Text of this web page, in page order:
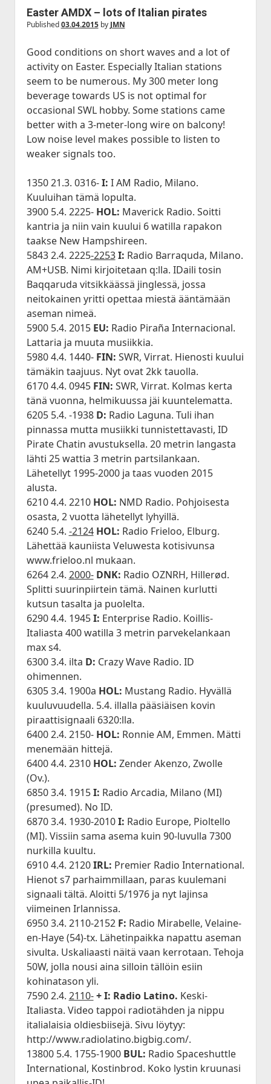
Easter AMDX – lots of Italian pirates
Published03.04.2015by JMN
Good conditions on short waves and a lot of
activity on Easter. Especially Italian stations
seem to be numerous. My 300 meter long
beverage towards US is not optimal for
occasional SWL hobby. Some stations came
better with a 3-meter-long wire on balcony!
Low noise level makes possible to listen to
weaker signals too.
1350 21.3. 0316-I: I AM Radio, Milano.
Kuuluihan tämä lopulta.
3900 5.4. 2225-HOL: Maverick Radio. Soitti
kantria ja niin vain kuului 6 watilla rapakon
taakse New Hampshireen.
5843 2.4. 2225-2253 I: Radio Barraquda, Milano.
AM+USB. Nimi kirjoitetaan q:lla. IDaili tosin
Baqqaruda vitsikkäässä jinglessä, jossa
neitokainen yritti opettaa miestä ääntämään
aseman nimeä.
5900 5.4. 2015 EU: Radio Piraña Internacional.
Lattaria ja muuta musiikkia.
5980 4.4. 1440- FIN: SWR, Virrat. Hienosti kuului
tämäkin taajuus. Nyt ovat 2kk tauolla.
6170 4.4. 0945 FIN: SWR, Virrat. Kolmas kerta
tänä vuonna, helmikuussa jäi kuuntelematta.
6205 5.4. -1938 D: Radio Laguna. Tuli ihan
pinnassa mutta musiikki tunnistettavasti, ID
Pirate Chatin avustuksella. 20 metrin langasta
lähti 25 wattia 3 metrin partsilankaan.
Lähetellyt 1995-2000 ja taas vuoden 2015
alusta.
6210 4.4. 2210 HOL: NMD Radio. Pohjoisesta
osasta, 2 vuotta lähetellyt lyhyillä.
6240 5.4. -2124 HOL: Radio Frieloo, Elburg.
Lähettää kauniista Veluwesta kotisivunsa
www.frieloo.nl mukaan.
6264 2.4. 2000- DNK: Radio OZNRH, Hillerød.
Splitti suurinpiirtein tämä. Nainen kurlutti
kutsun tasalta ja puolelta.
6290 4.4. 1945I: Enterprise Radio. Koillis-
Italiasta 400 watilla 3 metrin parvekelankaan
max s4.
6300 3.4. ilta D: Crazy Wave Radio. ID
ohimennen.
6305 3.4. 1900a HOL: Mustang Radio. Hyvällä
kuuluvuudella. 5.4. illalla pääsiäisen kovin
piraattisignaali 6320:lla.
6400 2.4. 2150- HOL: Ronnie AM, Emmen. Mätti
menemään hittejä.
6400 4.4. 2310 HOL: Zender Akenzo, Zwolle
(Ov.).
6850 3.4. 1915I: Radio Arcadia, Milano (MI)
(presumed). No ID.
6870 3.4. 1930-2010I: Radio Europe, Pioltello
(MI). Vissiin sama asema kuin 90-luvulla 7300
nurkilla kuultu.
6910 4.4. 2120IRL: Premier Radio International.
Hienot s7 parhaimmillaan, paras kuulemani
signaali tältä. Aloitti 5/1976 ja nyt lajinsa
viimeinen Irlannissa.
6950 3.4. 2110-2152 F: Radio Mirabelle, Velaine-
en-Haye (54)-tx. Lähetinpaikka napattu aseman
sivulta. Uskaliaasti näitä vaan kerrotaan. Tehoja
50W, jolla nousi aina silloin tällöin esiin
kohinatason yli.
7590 2.4. 2110- + I: Radio Latino. Keski-
Italiasta. Video tappoi radiotähden ja nippu
italialaisia oldiesbiisejä. Sivu löytyy:
http://www.radiolatino.bigbig.com/.
13800 5.4. 1755-1900 BUL: Radio Spaceshuttle
International, Kostinbrod. Koko lystin kruunasi